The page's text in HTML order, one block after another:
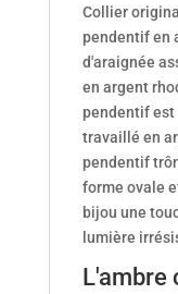
Collier
pendentif en
d'araignée
en argent
pendentif
travaillé en
pendentif
forme ovale
bijou une
lumière
L'ambre